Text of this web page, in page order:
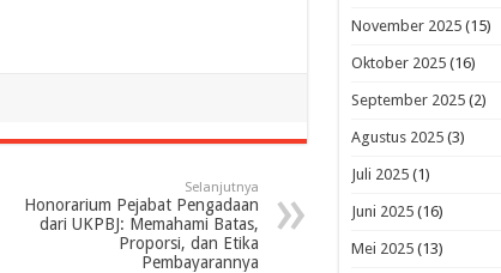
Selanjutnya
Honorarium Pejabat Pengadaan
dari UKPBJ: Memahami Batas,
Proporsi, dan Etika
Pembayarannya
November 2025(15)
Oktober 2025(16)
September 2025(2)
Agustus 2025(3)
Juli 2025(1)
Juni 2025(16)
Mei 2025(13)